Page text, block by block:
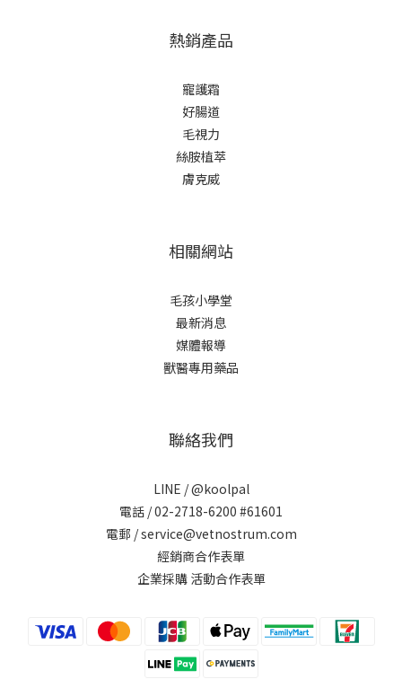
熱銷產品
寵護霜
好腸道
毛視力
絲胺植萃
膚克威
相關網站
毛孩小學堂
最新消息
媒體報導
獸醫專用藥品
聯絡我們
LINE /@koolpal
電話 / 02-2718-6200 #61601
電郵 / service@vetnostrum.com
經銷商合作表單
企業採購 活動合作表單